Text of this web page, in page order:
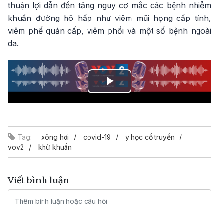
thuận lợi dẫn đến tăng nguy cơ mắc các bệnh nhiễm
khuẩn đường hô hấp như viêm mũi họng cấp tính,
viêm phế quản cấp, viêm phổi và một số bệnh ngoài
da.
Play
Tag: xông hơi covid-19
y học cổ truyền
vov2
khử khuẩn
Viết bình luận